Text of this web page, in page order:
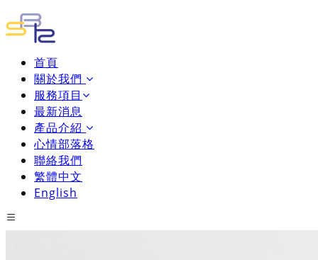
首頁
關於我們
服務項目
最新消息
產品介紹
心情部落格
聯絡我們
繁體中文
English